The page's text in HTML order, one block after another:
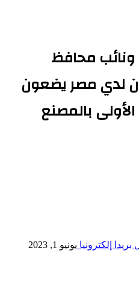
ونائب محافظ
لدي مصر يضعون
بالمصنع
بريدا إلكترونيا يونيو 1, 2023